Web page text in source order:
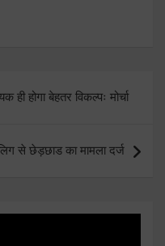
होगा बेहतर विकल्पः मोर्चा
से छेड़छाड का मामला दर्ज